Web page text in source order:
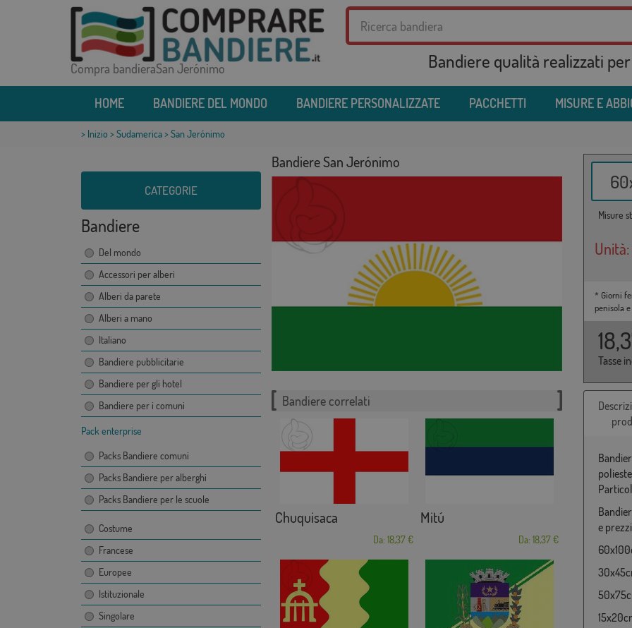
Compra bandieraSan Jerónimo Bandiere qualità realizzati
HOME BANDIERE DEL MONDO BANDIERE PERSONALIZZATE PACCHETTI MISURE E
> Inizio > Sudamerica> San Jerónimo
CATEGORIE
Bandiere
Del mondo
Accessori per alberi
Alberi da parete
Alberi a mano
Italiano
Bandiere pubblicitarie
Bandiere per gli hotel
Bandiere per i comuni
Pack enterprise
Packs Bandiere comuni
Packs Bandiere per alberghi
Packs Bandiere per le scuole
Costume
Francese
Europee
Istituzionale
Singolare
Bandiere San Jerónimo
Misure
Unità:
* Giorni
penisola
Tasse
Bandiere correlati
Chuquisaca
Da: 18,37 €
Mitú
Da: 18,37 €
e